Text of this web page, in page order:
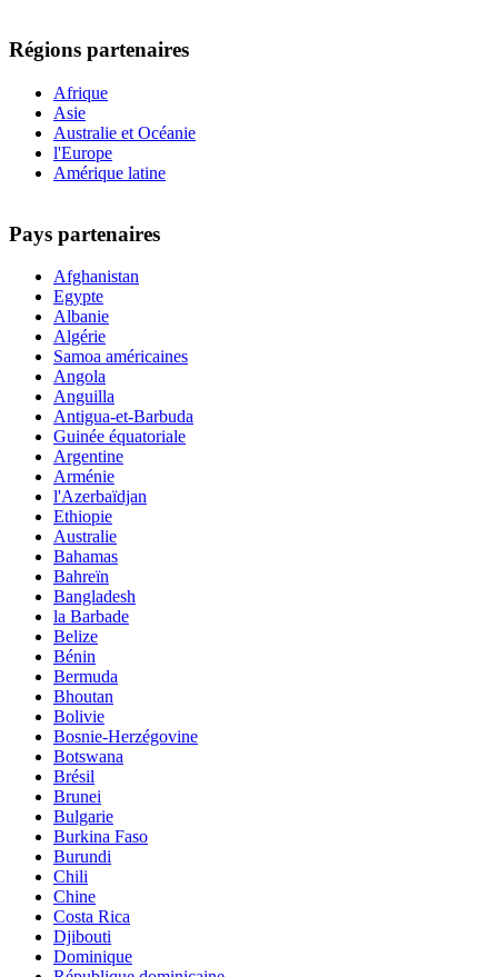
Régions partenaires
Afrique
Asie
Australie et Océanie
l'Europe
Amérique latine
Pays partenaires
Afghanistan
Egypte
Albanie
Algérie
Samoa américaines
Angola
Anguilla
Antigua-et-Barbuda
Guinée équatoriale
Argentine
Arménie
l'Azerbaïdjan
Ethiopie
Australie
Bahamas
Bahreïn
Bangladesh
la Barbade
Belize
Bénin
Bermuda
Bhoutan
Bolivie
Bosnie-Herzégovine
Botswana
Brésil
Brunei
Bulgarie
Burkina Faso
Burundi
Chili
Chine
Costa Rica
Djibouti
Dominique